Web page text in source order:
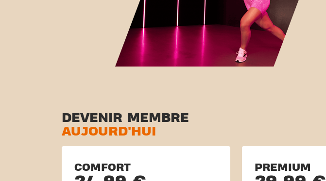
DEVENIR MEMBRE
AUJOURD'HUI
COMFORT PREMIUM